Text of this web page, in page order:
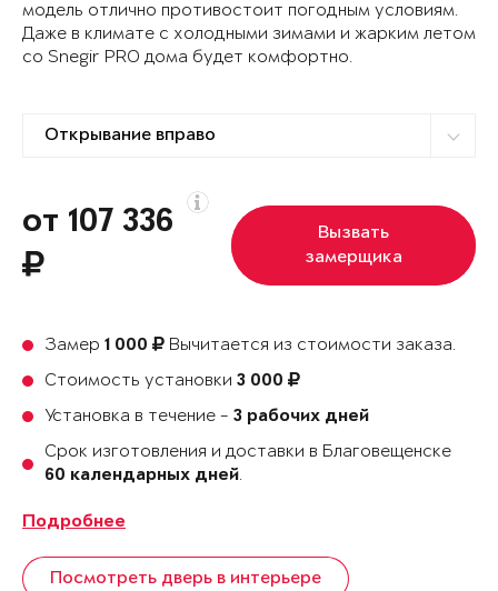
модель отлично противостоит погодным условиям.
Даже в климате с холодными зимами и жарким летом
со Snegir PRO дома будет комфортно.
от 107 336
Вызвать
замерщика
Замер 1 000
Вычитается из стоимости заказа.
Стоимость установки 3 000
Установка в течение - 3 рабочих дней
Срок изготовления и доставки в Благовещенске
60 календарных дней.
Подробнее
Посмотреть дверь в интерьере